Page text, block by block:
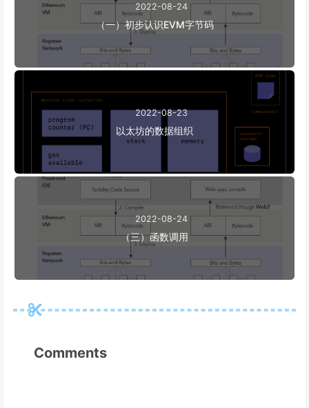
2022-08-24
（一）初步认识EVM字节码
2022-08-23
以太坊的数据组织
2022-08-24
（三）函数调用
Comments